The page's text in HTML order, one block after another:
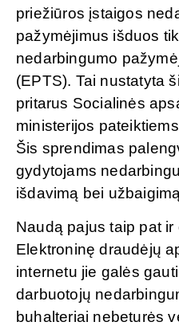
priežiūros įstaigos
pažymėjimus išduos
nedarbingumo
(EPTS). Tai nustatyta
pritarus Socialinės
ministerijos
Šis sprendimas
gydytojams
išdavimą bei
Naudą pajus taip pat
Elektroninę draudėjų
internetu jie galės
darbuotojų
buhalteriai nebeturės